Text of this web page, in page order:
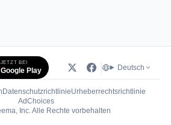
JETZT BEI
Google Play Deutsch
DatenschutzrichtlinieUrheberrechtsrichtlinie
AdChoices(öffnet in neuem Tab)
Inc. Alle Rechte vorbehalten